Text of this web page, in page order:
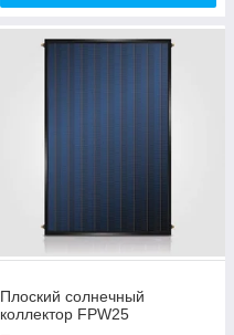
Плоский солнечный
коллектор FPW25